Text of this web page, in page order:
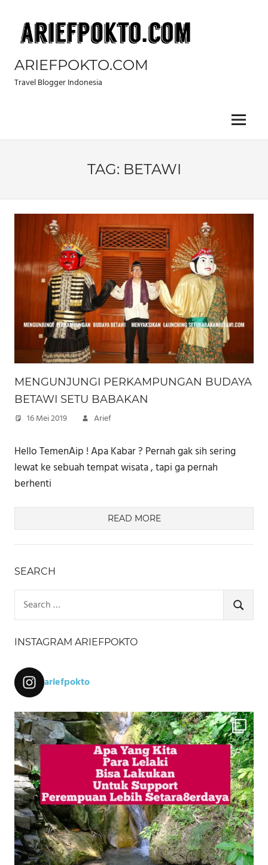
content
ARIEFPOKTO.COM
Travel Blogger Indonesia
Menu
TAG: BETAWI
MENGUNJUNGI PERKAMPUNGAN BUDAYA
BETAWI SETU BABAKAN
16 Mei 2019 Arief
Hello TemenAip ! Apa Kabar ? Pernah gak sih sering
lewat ke sebuah tempat wisata , tapi ga pernah
berhenti
READ MORE
SEARCH
for:
SEARCH
INSTAGRAM ARIEFPOKTO
ariefpokto